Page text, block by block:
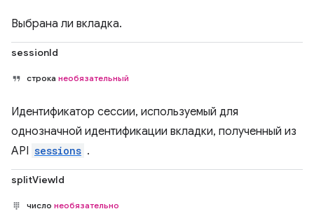
Выбрана ли вкладка.
sessionId
строка необязательный
Идентификатор сессии, используемый для
однозначной идентификации вкладки, полученный из
API sessions .
splitViewId
число необязательно